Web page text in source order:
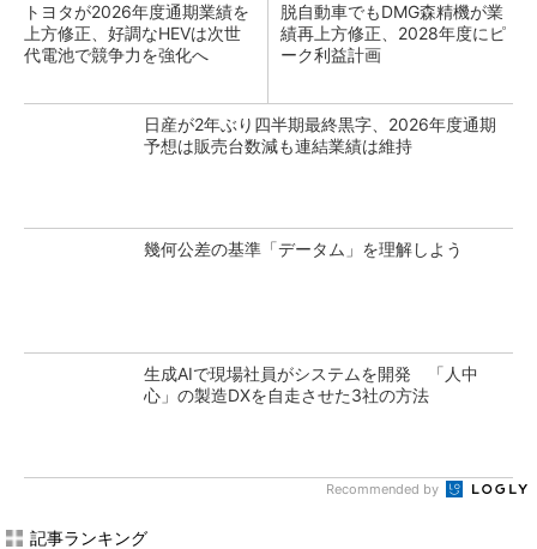
トヨタが2026年度通期業績を
上方修正、好調なHEVは次世
代電池で競争力を強化へ
脱自動車でもDMG森精機が業
績再上方修正、2028年度にピ
ーク利益計画
日産が2年ぶり四半期最終黒字、2026年度通期
予想は販売台数減も連結業績は維持
幾何公差の基準「データム」を理解しよう
生成AIで現場社員がシステムを開発 「人中
心」の製造DXを自走させた3社の方法
Recommended by
記事ランキング